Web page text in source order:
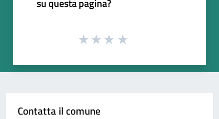
su questa pagina?
Contatta il comune